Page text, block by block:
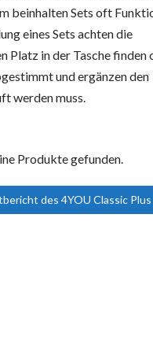
beinhalten Sets oft
eines Sets achten die
Platz in der Tasche finden
und ergänzen den
werden muss.
Produkte gefunden.
des 4YOU Classic Plus